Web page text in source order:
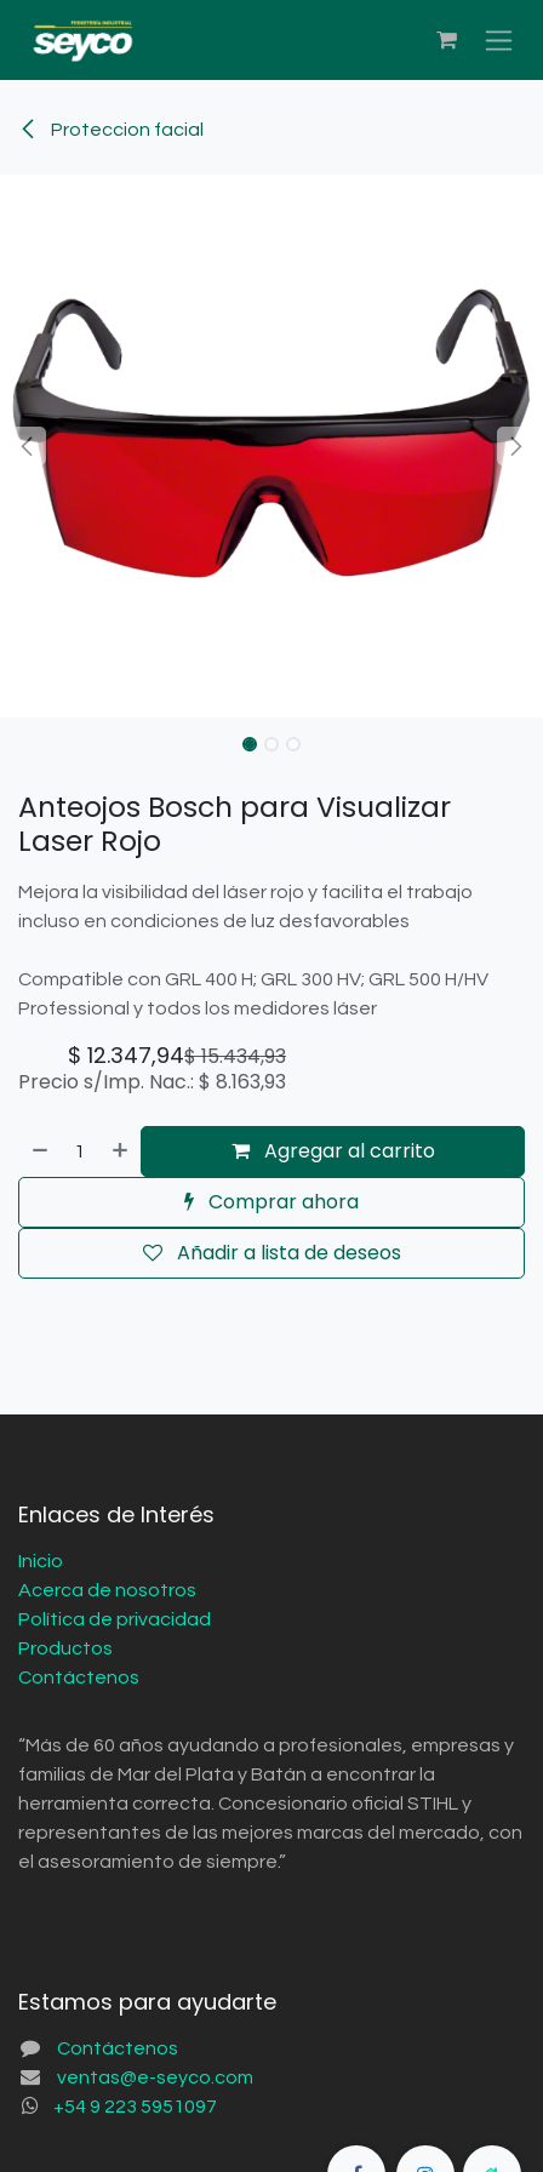
Ir al contenido
Proteccion facial
Anteojos Bosch para Visualizar
Laser Rojo
Mejora la visibilidad del láser rojo y facilita el trabajo
incluso en condiciones de luz desfavorables
Compatible con GRL 400 H; GRL 300 HV; GRL 500 H/HV
Professional y todos los medidores láser
$ 12.347,94$15.434,93
Precio s/Imp. Nac.: $ 8.163,93
Agregar al carrito
Comprar ahora
Añadir a lista de deseos
Enlaces de Interés
Inicio
Acerca de nosotros
Política de privacidad
Productos
Contáctenos
“Más de 60 años ayudando a profesionales, empresas y
familias de Mar del Plata y Batán a encontrar la
herramienta correcta. Concesionario oficial STIHL y
representantes de las mejores marcas del mercado, con
el asesoramiento de siempre.”
Estamos para ayudarte
Contáctenos
ventas@e-seyco.com
+54 9 223 5951097